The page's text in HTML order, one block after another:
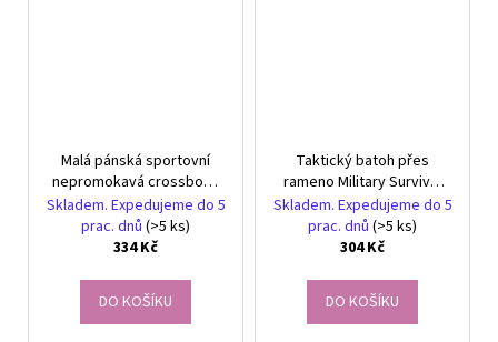
Malá pánská sportovní
nepromokavá crossbody
taška
Skladem. Expedujeme do 5
prac. dnů (>5 ks)
334 Kč
DO KOŠÍKU
Taktický batoh přes
rameno Military Survival
pro dobrodružství a
outdoorové aktivity
Skladem. Expedujeme do 5
prac. dnů (>5 ks)
304 Kč
DO KOŠÍKU